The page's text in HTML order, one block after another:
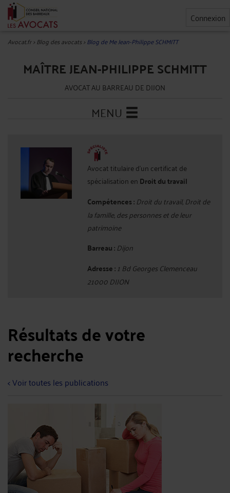
Connexion
Avocat.fr>Blog des avocats>Blog de Me Jean-Philippe SCHMITT
MAÎTRE JEAN-PHILIPPE SCHMITT
AVOCAT AU BARREAU DE DIJON
MENU
Avocat titulaire d'un certificat de
spécialisation en Droit du travail
Compétences : Droit du travail, Droit de
la famille, des personnes et de leur
patrimoine
Barreau : Dijon
Adresse :1 Bd Georges Clemenceau
21000 DIJON
Résultats de votre
recherche
< Voir toutes les publications